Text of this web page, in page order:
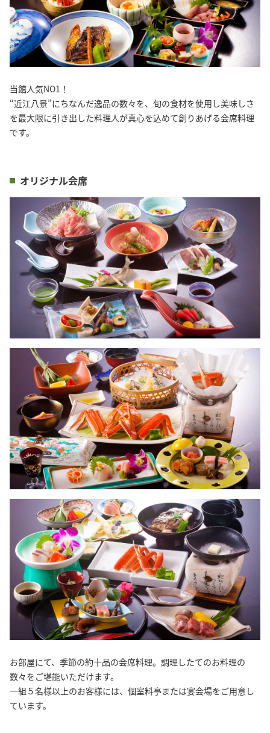
当館人気NO1！
“近江八景”にちなんだ逸品の数々を、旬の食材を使用し美味しさ
を最大限に引き出した料理人が真心を込めて創りあげる会席料理
です。
オリジナル会席
お部屋にて、季節の約十品の会席料理。調理したてのお料理の
数々をご堪能いただけます。
一組５名様以上のお客様には、個室料亭または宴会場をご用意し
ています。